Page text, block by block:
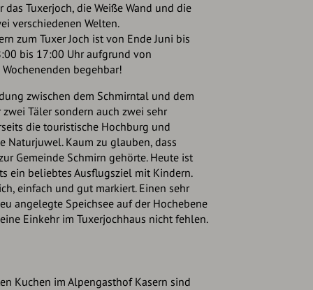
Tuxerjoch, die Weiße Wand und die
verschiedenen Welten.
zum Tuxer Joch ist von Ende Juni bis
bis 17:00 Uhr aufgrund von
begehbar!
zwischen dem Schmirntal und dem
Täler sondern auch zwei sehr
die touristische Hochburg und
Naturjuwel. Kaum zu glauben, dass
Gemeinde Schmirn gehörte. Heute ist
ein beliebtes Ausflugsziel mit Kindern.
einfach und gut markiert. Einen sehr
angelegte Speichsee auf der Hochebene
Einkehr im Tuxerjochhaus nicht fehlen.
Kuchen im Alpengasthof Kasern sind